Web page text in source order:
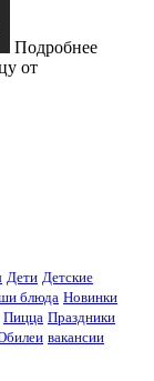
Подробнее
от
Дети Детские
блюда Новинки
Пицца Праздники
вакансии